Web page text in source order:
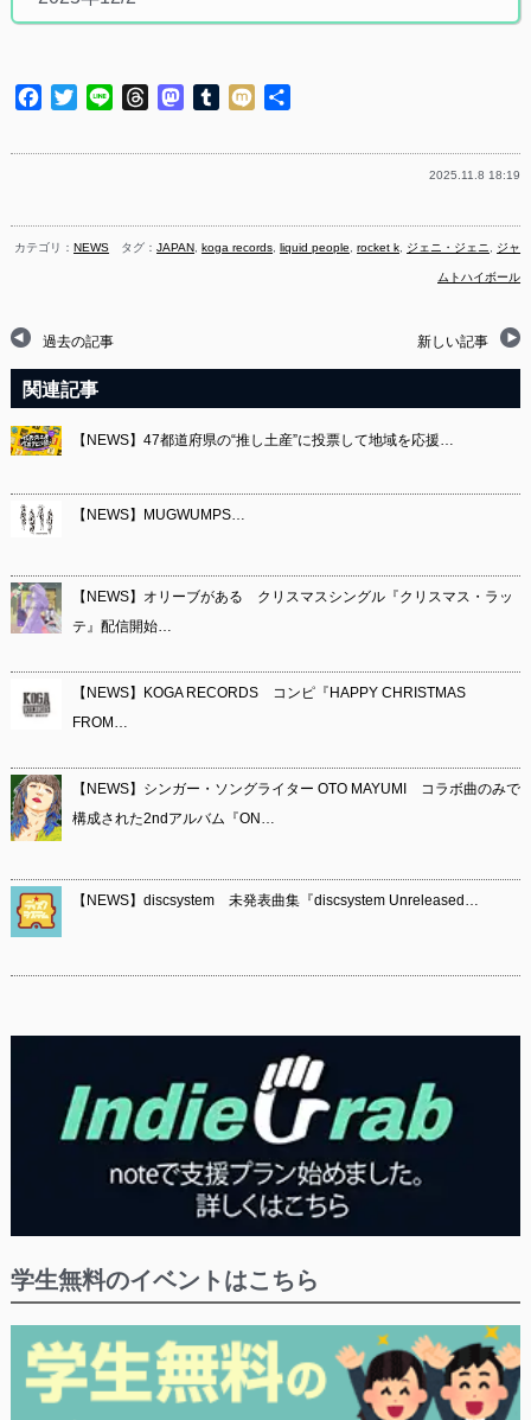
Facebook
TwitterLine ThreadsMastodon
Tumblr
Mixi
2025.11.8 18:19
カテゴリ：NEWS タグ：JAPAN,koga records,liquid people,rocket k, ジェニ・ジェニ, ジャ
ムトハイボール
過去の記事 新しい記事
関連記事
【NEWS】47都道府県の“推し⼟産”に投票して地域を応援…
【NEWS】MUGWUMPS…
【NEWS】オリーブがある クリスマスシングル『クリスマス・ラッ
テ』配信開始…
【NEWS】KOGA RECORDS コンピ『HAPPY CHRISTMAS
FROM…
【NEWS】シンガー・ソングライター OTO MAYUMI コラボ曲のみで
構成された2ndアルバム『ON…
【NEWS】discsystem 未発表曲集『discsystem Unreleased…
学生無料のイベントはこちら